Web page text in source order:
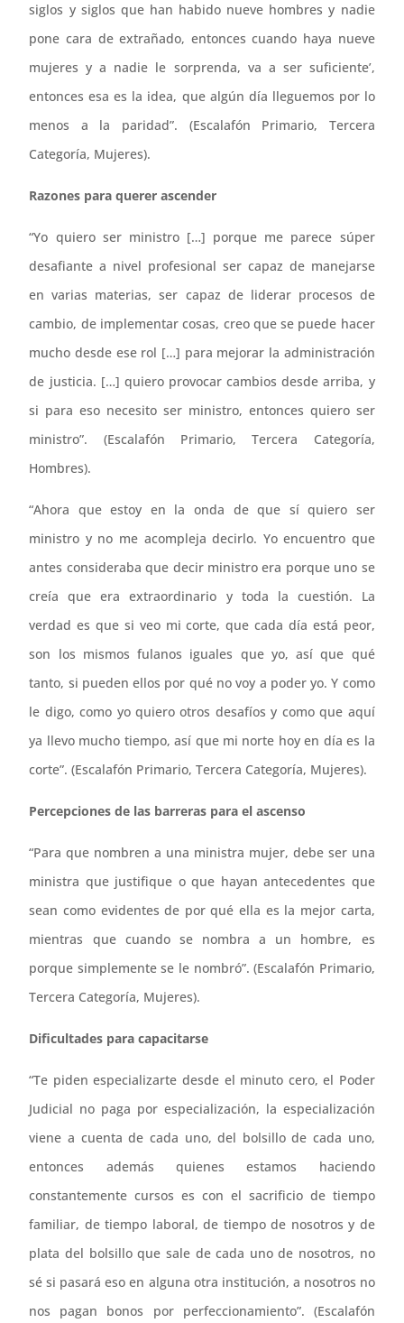
siglos y siglos que han habido nueve hombres y nadie
pone cara de extrañado, entonces cuando haya nueve
mujeres y a nadie le sorprenda, va a ser suficiente’,
entonces esa es la idea, que algún día lleguemos por lo
menos a la paridad”. (Escalafón Primario, Tercera
Categoría, Mujeres).
Razones para querer ascender
“Yo quiero ser ministro […] porque me parece súper
desafiante a nivel profesional ser capaz de manejarse
en varias materias, ser capaz de liderar procesos de
cambio, de implementar cosas, creo que se puede hacer
mucho desde ese rol […] para mejorar la administración
de justicia. […] quiero provocar cambios desde arriba, y
si para eso necesito ser ministro, entonces quiero ser
ministro”. (Escalafón Primario, Tercera Categoría,
Hombres).
“Ahora que estoy en la onda de que sí quiero ser
ministro y no me acompleja decirlo. Yo encuentro que
antes consideraba que decir ministro era porque uno se
creía que era extraordinario y toda la cuestión. La
verdad es que si veo mi corte, que cada día está peor,
son los mismos fulanos iguales que yo, así que qué
tanto, si pueden ellos por qué no voy a poder yo. Y como
le digo, como yo quiero otros desafíos y como que aquí
ya llevo mucho tiempo, así que mi norte hoy en día es la
corte”. (Escalafón Primario, Tercera Categoría, Mujeres).
Percepciones de las barreras para el ascenso
“Para que nombren a una ministra mujer, debe ser una
ministra que justifique o que hayan antecedentes que
sean como evidentes de por qué ella es la mejor carta,
mientras que cuando se nombra a un hombre, es
porque simplemente se le nombró”. (Escalafón Primario,
Tercera Categoría, Mujeres).
Dificultades para capacitarse
“Te piden especializarte desde el minuto cero, el Poder
Judicial no paga por especialización, la especialización
viene a cuenta de cada uno, del bolsillo de cada uno,
entonces además quienes estamos haciendo
constantemente cursos es con el sacrificio de tiempo
familiar, de tiempo laboral, de tiempo de nosotros y de
plata del bolsillo que sale de cada uno de nosotros, no
sé si pasará eso en alguna otra institución, a nosotros no
nos pagan bonos por perfeccionamiento”. (Escalafón